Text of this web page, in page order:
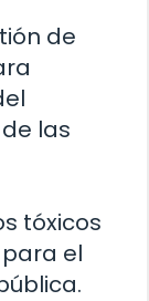
de
las
tóxicos
el